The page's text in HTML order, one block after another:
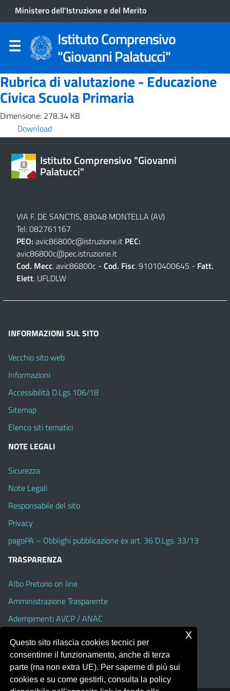
Ministero dell'Istruzione e del Merito
Istituto Comprensivo
"Giovanni Palatucci"
Rubrica di valutazione - Educazione
Civica Scuola Primaria
Dimensione: 278.34 KB
Download
Istituto Comprensivo "Giovanni
Palatucci"
VIA F. DE SANCTIS, 83048 MONTELLA (AV)
Tel: 082761167
PEO: avic86800c@istruzione.it PEC:
avic86800c@pec.istruzione.it
Cod. Mecc. avic86800c - Cod. Fisc. 91010400645 - Fatt.
Elett. UFLDLW
INFORMAZIONI SUL SITO
Vecchio sito web
Informazioni
Accessibilità D.Lgs 106/18
Sitemap
Elenco siti tematici
NOTE LEGALI
Sicurezza
Note Legali
Responsabile del sito
Privacy
pagoPA – Obblighi pubblicazione ex art. 36 D.Lgs. 33/13
TRASPARENZA
Albo Pretorio on line
Amministrazione Trasparente
Adempimenti AVCP / ANAC
Accesso Civico
Dichiarazione di accessibilità
Questo sito rilascia cookies tecnici per
consentirne il funzionamento, anche di terza
parte (ma non extra UE). Per saperne di più sui
cookies e su come gestirli, consulta la policy
x